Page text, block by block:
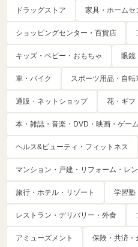
ドラッグストア 家具・ホームセ
ショッピングセンター・百貨店
キッズ・ベビー・おもちゃ 眼鏡
車・バイク スポーツ用品・自転
通販・ネットショップ 花・ギフ
本・雑誌・音楽・DVD・映画・ゲーム
ヘルス&ビューティ・フィットネス
マンション・戸建・リフォーム・レ
旅行・ホテル・リゾート 学習塾
レストラン・デリバリー・外食
アミューズメント 保険・共済・